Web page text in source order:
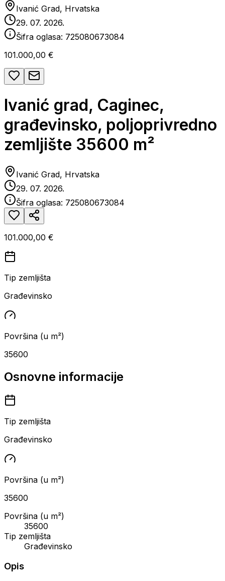
Ivanić Grad, Hrvatska
29. 07. 2026.
Šifra oglasa: 725080673084
101.000,00 €
Ivanić grad, Caginec,
građevinsko, poljoprivredno
zemljište 35600 m²
Ivanić Grad, Hrvatska
29. 07. 2026.
Šifra oglasa: 725080673084
101.000,00 €
Tip zemljišta
Građevinsko
Površina (u m²)
35600
Osnovne informacije
Tip zemljišta
Građevinsko
Površina (u m²)
35600
Površina (u m²)
35600
Tip zemljišta
Građevinsko
Opis